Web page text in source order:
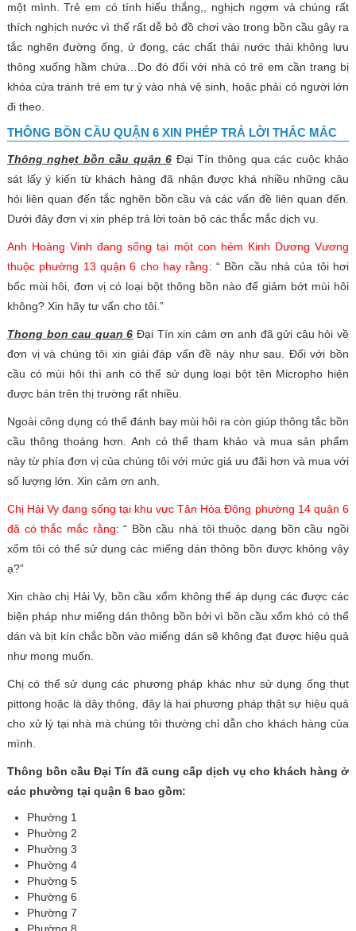
một mình. Trẻ em có tính hiếu thắng,, nghịch ngợm và chúng rất
thích nghịch nước vì thế rất dễ bỏ đồ chơi vào trong bồn cầu gây ra
tắc nghẽn đường ống, ứ đọng, các chất thải nước thải không lưu
thông xuống hầm chứa…Do đó đối với nhà có trẻ em cần trang bị
khóa cửa tránh trẻ em tự ý vào nhà vệ sinh, hoặc phải có người lớn
đi theo.
THÔNG BỒN CẦU QUẬN 6 XIN PHÉP TRẢ LỜI THẮC MẮC
Thông nghẹt bồn cầu quận 6 Đại Tín thông qua các cuộc khảo
sát lấy ý kiến từ khách hàng đã nhận được khá nhiều những câu
hỏi liên quan đến tắc nghẽn bồn cầu và các vấn đề liên quan đến.
Dưới đây đơn vị xin phép trả lời toàn bộ các thắc mắc dịch vụ.
Anh Hoàng Vinh đang sống tại một con hẻm Kinh Dương Vương
thuộc phường 13 quận 6 cho hay rằng: “ Bồn cầu nhà của tôi hơi
bốc mùi hôi, đơn vị có loại bột thông bồn nào để giảm bớt mùi hôi
không? Xin hãy tư vấn cho tôi.”
Thong bon cau quan 6 Đại Tín xin cảm ơn anh đã gửi câu hỏi về
đơn vị và chúng tôi xin giải đáp vấn đề này như sau. Đối với bồn
cầu có mùi hôi thì anh có thể sử dụng loại bột tên Micropho hiện
được bán trên thị trường rất nhiều.
Ngoài công dụng có thể đánh bay mùi hôi ra còn giúp thông tắc bồn
cầu thông thoáng hơn. Anh có thể tham khảo và mua sản phẩm
này từ phía đơn vị của chúng tôi với mức giá ưu đãi hơn và mua với
số lượng lớn. Xin cảm ơn anh.
Chị Hải Vy đang sống tại khu vực Tân Hòa Đông phường 14 quận 6
đã có thắc mắc rằng: “ Bồn cầu nhà tôi thuộc dạng bồn cầu ngồi
xổm tôi có thể sử dụng các miếng dán thông bồn được không vậy
ạ?”
Xin chào chị Hải Vy, bồn cầu xổm không thể áp dụng các được các
biện pháp như miếng dán thông bồn bởi vì bồn cầu xổm khó có thể
dán và bịt kín chắc bồn vào miếng dán sẽ không đạt được hiệu quả
như mong muốn.
Chị có thể sử dụng các phương pháp khác như sử dụng ống thụt
pittong hoặc là dây thông, đây là hai phương pháp thật sự hiệu quả
cho xử lý tại nhà mà chúng tôi thường chỉ dẫn cho khách hàng của
mình.
Thông bồn cầu Đại Tín đã cung cấp dịch vụ cho khách hàng ở
các phường tại quận 6 bao gồm:
Phường 1
Phường 2
Phường 3
Phường 4
Phường 5
Phường 6
Phường 7